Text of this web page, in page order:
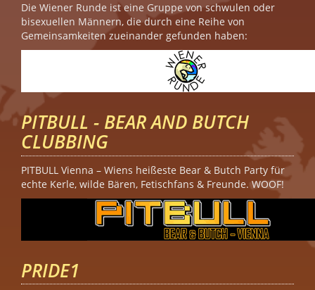
Die Wiener Runde ist eine Gruppe von schwulen oder
bisexuellen Männern, die durch eine Reihe von
Gemeinsamkeiten zueinander gefunden haben:
PITBULL - BEAR AND BUTCH
CLUBBING
PITBULL Vienna – Wiens heißeste Bear & Butch Party für
echte Kerle, wilde Bären, Fetischfans & Freunde. WOOF!
PRIDE1